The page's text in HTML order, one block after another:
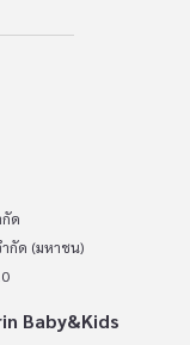
กัด
ำกัด (มหาชน)
Baby&Kids